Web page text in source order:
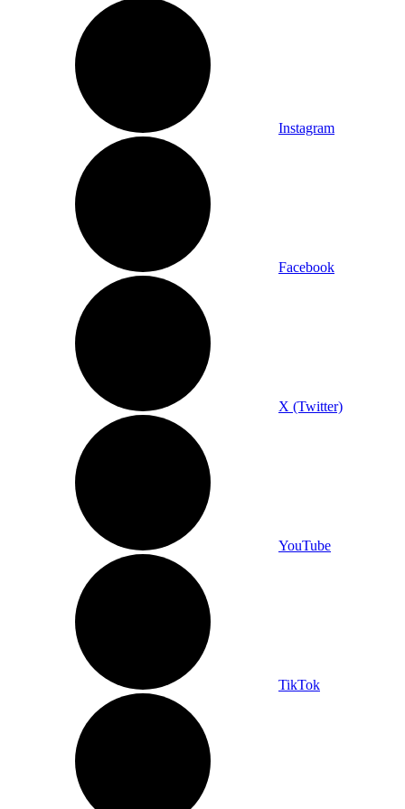
Instagram
Facebook
X (Twitter)
YouTube
TikTok